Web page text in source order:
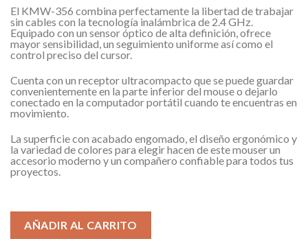
El KMW-356 combina perfectamente la libertad de trabajar
sin cables con la tecnología inalámbrica de 2.4 GHz.
Equipado con un sensor óptico de alta definición, ofrece
mayor sensibilidad, un seguimiento uniforme así como el
control preciso del cursor.
Cuenta con un receptor ultracompacto que se puede guardar
convenientemente en la parte inferior del mouse o dejarlo
conectado en la computador portátil cuando te encuentras en
movimiento.
La superficie con acabado engomado, el diseño ergonómico y
la variedad de colores para elegir hacen de este mouser un
accesorio moderno y un compañero confiable para todos tus
proyectos.
AÑADIR AL CARRITO